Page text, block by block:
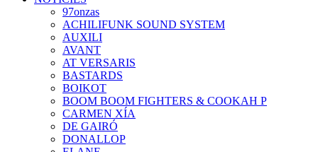
97onzas
ACHILIFUNK SOUND SYSTEM
AUXILI
AVANT
AT VERSARIS
BASTARDS
BOIKOT
BOOM BOOM FIGHTERS & COOKAH P
CARMEN XÍA
DE GAIRÓ
DONALLOP